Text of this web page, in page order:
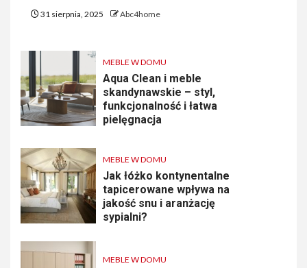
31 sierpnia, 2025 Abc4home
MEBLE W DOMU
Aqua Clean i meble
skandynawskie – styl,
funkcjonalność i łatwa
pielęgnacja
MEBLE W DOMU
Jak łóżko kontynentalne
tapicerowane wpływa na
jakość snu i aranżację
sypialni?
MEBLE W DOMU